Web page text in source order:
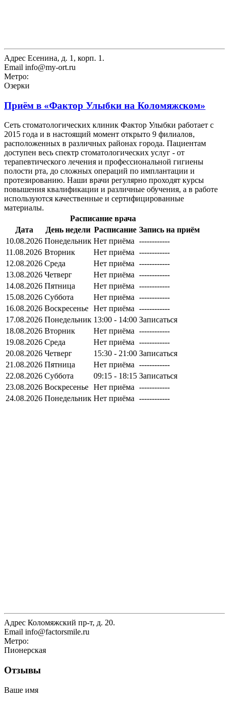
Адрес Есенина, д. 1, корп. 1.
Email info@my-ort.ru
Метро:
Озерки
Приём в «Фактор Улыбки на Коломяжском»
Сеть стоматологических клиник Фактор Улыбки работает с
2015 года и в настоящий момент открыто 9 филиалов,
расположенных в различных районах города. Пациентам
доступен весь спектр стоматологических услуг - от
терапевтического лечения и профессиональной гигиены
полости рта, до сложных операций по имплантации и
протезированию. Наши врачи регулярно проходят курсы
повышения квалификации и различные обучения, а в работе
используются качественные и сертифицированные
материалы.
Расписание врача
Дата
День недели Расписание Запись на приём
10.08.2026 Понедельник Нет приёма ------------
11.08.2026 Вторник Нет приёма ------------
12.08.2026 Среда Нет приёма ------------
13.08.2026 Четверг Нет приёма ------------
14.08.2026 Пятница Нет приёма ------------
15.08.2026 Суббота Нет приёма ------------
16.08.2026 Воскресенье Нет приёма ------------
17.08.2026 Понедельник 13:00 - 14:00 Записаться
18.08.2026 Вторник Нет приёма ------------
19.08.2026 Среда Нет приёма ------------
20.08.2026 Четверг 15:30 - 21:00 Записаться
21.08.2026 Пятница Нет приёма ------------
22.08.2026 Суббота 09:15 - 18:15 Записаться
23.08.2026 Воскресенье Нет приёма ------------
24.08.2026 Понедельник Нет приёма ------------
Адрес Коломяжский пр-т, д. 20.
Email info@factorsmile.ru
Метро:
Пионерская
Отзывы
Ваше имя